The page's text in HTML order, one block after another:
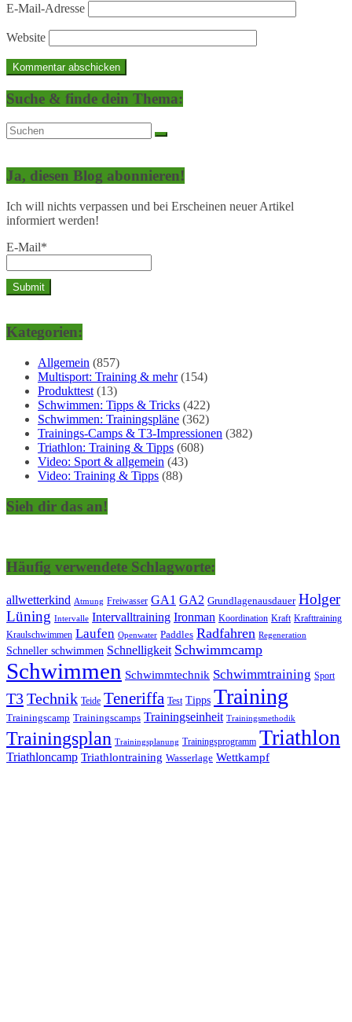
E-Mail-Adresse
Website
Suche & finde dein Thema:
Ja, diesen Blog abonnieren!
Ich will nichts verpassen und bei Erscheinen neuer Artikel
informiert werden!
E-Mail*
Kategorien:
Allgemein (857)
Multisport: Training & mehr(154)
Produkttest (13)
Schwimmen: Tipps & Tricks (422)
Schwimmen: Trainingspläne (362)
Trainings-Camps & T3-Impressionen (382)
Triathlon: Training & Tipps (608)
Video: Sport & allgemein (43)
Video: Training & Tipps (88)
Sieh dir das an!
Häufig verwendete Schlagworte:
allwetterkind Atmung Freiwasser GA1 GA2 Grundlagenausdauer Holger
Lüning Intervalle Intervalltraining Ironman Koordination Kraft Krafttraining
Kraulschwimmen Laufen Openwater Paddles Radfahren Regeneration
Schneller schwimmen Schnelligkeit Schwimmcamp
Schwimmen Schwimmtechnik Schwimmtraining Sport
T3Technik Teide Teneriffa Test Tipps Training
Trainingscamp Trainingscamps Trainingseinheit Trainingsmethodik
Trainingsplan Trainingsplanung Trainingsprogramm Triathlon
Triathloncamp Triathlontraining Wasserlage Wettkampf